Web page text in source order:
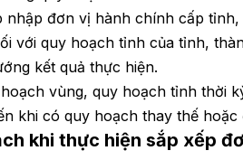
nhập đơn vị hành chính cấp
với quy hoạch tỉnh của tỉnh,
kết quả thực hiện.
vùng, quy hoạch tỉnh thời
khi có quy hoạch thay thế hoặc
khi thực hiện sắp xếp